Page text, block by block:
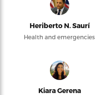
Heriberto N. Saurí
Health and emergencies
Kiara Gerena